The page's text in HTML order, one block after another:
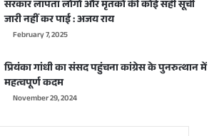
सरकार लापता लोगों और मृतकों की कोई सही सूची
जारी नहीं कर पाई : अजय राय
February 7, 2025
प्रियंका गांधी का संसद पहुंचना कांग्रेस के पुनरुत्थान में
महत्वपूर्ण कदम
November 29, 2024